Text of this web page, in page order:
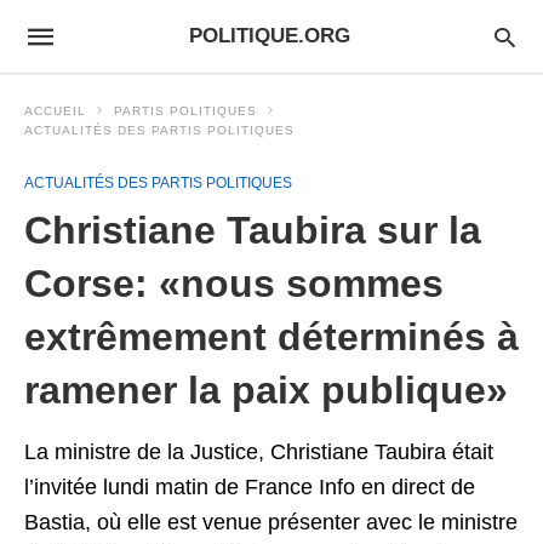
POLITIQUE.ORG
ACCUEIL
PARTIS POLITIQUES
ACTUALITÉS DES PARTIS POLITIQUES
ACTUALITÉS DES PARTIS POLITIQUES
Christiane Taubira sur la
Corse: «nous sommes
extrêmement déterminés à
ramener la paix publique»
La ministre de la Justice, Christiane Taubira était
l’invitée lundi matin de France Info en direct de
Bastia, où elle est venue présenter avec le ministre